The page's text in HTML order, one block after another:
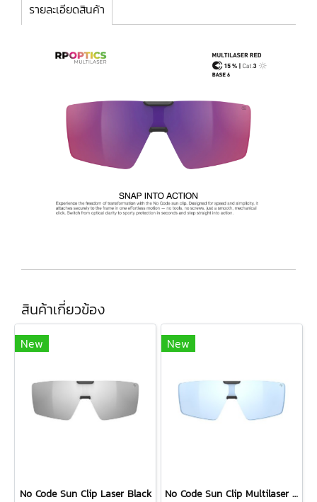
รายละเอียดสินค้า
สินค้าเกี่ยวข้อง
New
No Code Sun Clip Laser Black
New
No Code Sun Clip Multilaser Ice